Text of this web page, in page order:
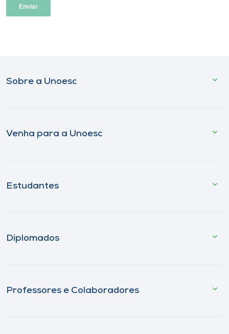
Sobre a Unoesc
Venha para a Unoesc
Estudantes
Diplomados
Professores e Colaboradores